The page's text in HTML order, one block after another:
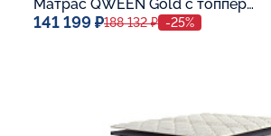
Матрас QWEEN Gold c топпером Memory 42
141 199 ₽188 132 ₽ -25%